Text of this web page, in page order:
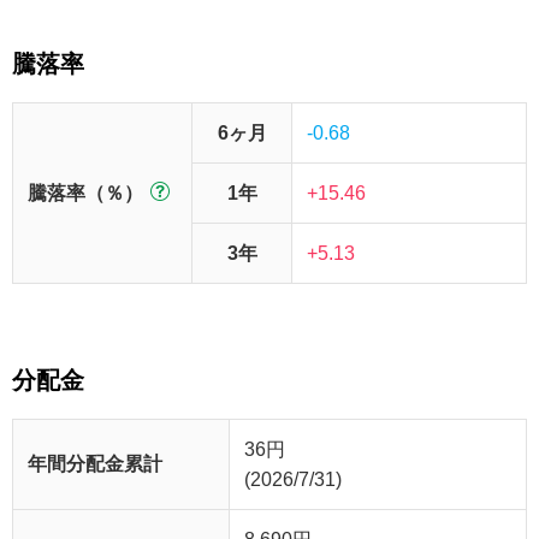
騰落率
騰落率（％）
6ヶ月 -0.68
1年 +15.46
3年 +5.13
分配金
年間分配金累計
36円
(2026/7/31)